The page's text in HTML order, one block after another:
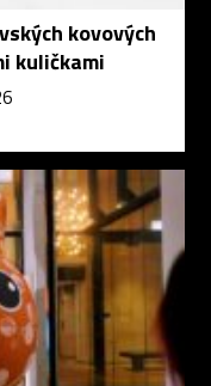
kovových
kuličkami